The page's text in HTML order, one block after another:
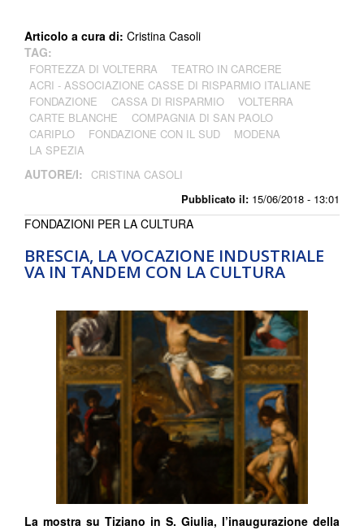
Pubblicato il: 15/06/2018 - 13:01
Articolo a cura di: Cristina Casoli
TAG:
FORTEZZA DI VOLTERRA
TEATRO IN CARCERE
ACRI - ASSOCIAZIONE CASSE DI RISPARMIO ITALIANE
FONDAZIONE
CASSA DI RISPARMIO
VOLTERRA
CARTE BLANCHE
COMPAGNIA DI SAN PAOLO
CARIPLO
FONDAZIONE CON IL SUD
MODENA
LA SPEZIA
AUTORE/I: CRISTINA CASOLI
BRESCIA, LA VOCAZIONE INDUSTRIALE
VA IN TANDEM CON LA CULTURA
FONDAZIONI PER LA CULTURA
La mostra su Tiziano in S. Giulia, l’inaugurazione della